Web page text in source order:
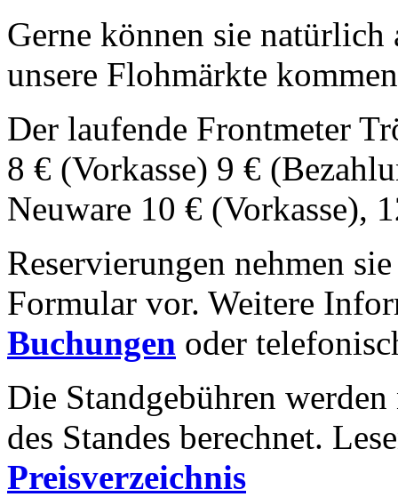
Gerne können sie
unsere Flohmärkte
Der laufende Frontmeter
8 € (Vorkasse) 9 €
Neuware 10 € (Vorkasse),
Reservierungen nehmen
Formular vor. Weitere
Buchungen oder
Die Standgebühren
des Standes berechnet.
Preisverzeichnis